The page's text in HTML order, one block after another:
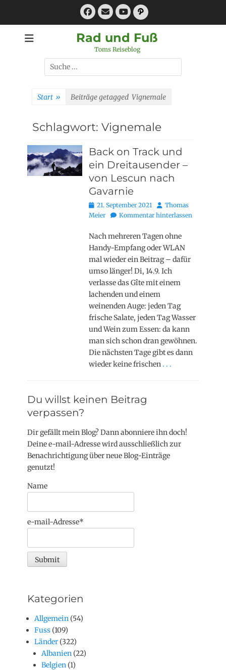
Facebook
E-
MailYouTube
Pfad
Rad und Fuß
Toms Reiseblog
Suchen
nach:
Start » Beiträge getagged Vignemale
Schlagwort: Vignemale
Back on Track und
ein Dreitausender –
von Lescun nach
Gavarnie
Posted
on
21. September 2021 AutorThomas
Meier
Kommentar hinterlassen
Nach mehreren Tagen ohne
Handy-Empfang oder WLAN
mal wieder ein Beitrag – dafür
umso länger! Di, 14.9. Ich
verlasse das Gîte mit einem
lachenden und einem
weinenden Auge: jeden Tag
frische Salate, jeden Tag Wasser
und Wein zum Essen: da kann
man sich schon dran gewöhnen.
Die nächsten Tage gibt es dann
wieder keine frischen . . .
Du willst keinen Beitrag
verpassen?
Dir gefällt mein Blog? Dann abonniere ihn doch!
Deine e-mail-Adresse wird ausschließlich zur
Benachrichtigung über neue Blog-Einträge
genutzt!
Name
e-mail-Adresse*
Kategorien
Allgemein (54)
Fuss (109)
Länder (322)
Albanien (22)
Belgien (1)